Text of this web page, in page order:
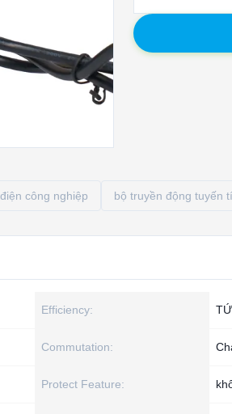
công nghiệp bộ truyền động tuyến
Efficiency:
Commutation:
Protect Feature: